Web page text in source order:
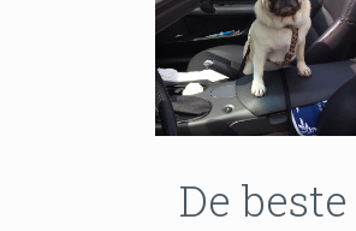
De beste